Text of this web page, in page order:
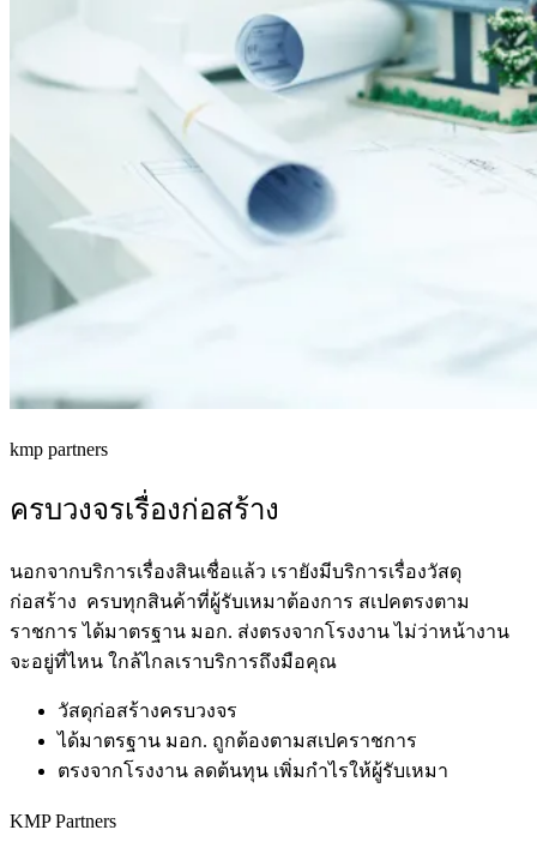
kmp partners
ครบวงจรเรื่องก่อสร้าง
นอกจากบริการเรื่องสินเชื่อแล้ว เรายังมีบริการเรื่องวัสดุ
ก่อสร้าง ครบทุกสินค้าที่ผู้รับเหมาต้องการ สเปคตรงตาม
ราชการ ได้มาตรฐาน มอก. ส่งตรงจากโรงงาน ไม่ว่าหน้างาน
จะอยู่ที่ไหน ใกล้ไกลเราบริการถึงมือคุณ
วัสดุก่อสร้างครบวงจร
ได้มาตรฐาน มอก. ถูกต้องตามสเปคราชการ
ตรงจากโรงงาน ลดต้นทุน เพิ่มกำไรให้ผู้รับเหมา
KMP Partners